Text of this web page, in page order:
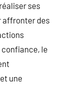
ses
affronter des
le
une